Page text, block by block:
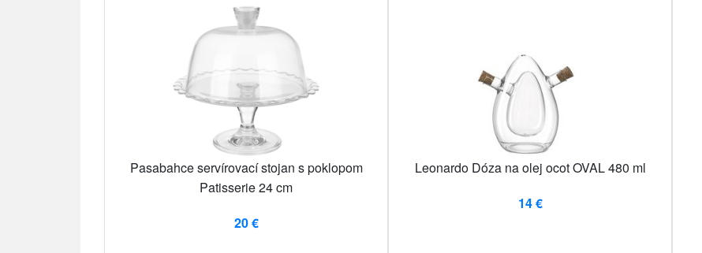
Pasabahce servírovací stojan s poklopom
Patisserie 24 cm
20 €
Leonardo Dóza na olej ocot OVAL 480 ml
14 €